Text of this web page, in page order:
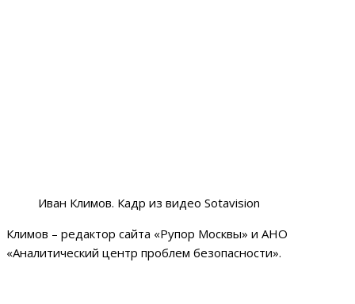
Иван Климов. Кадр из видео Sotavision
Климов – редактор сайта «Рупор Москвы» и АНО
«Аналитический центр проблем безопасности».